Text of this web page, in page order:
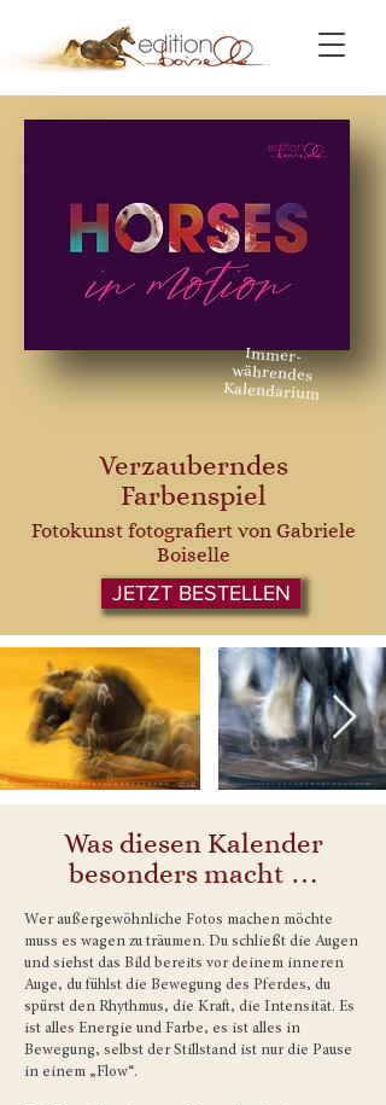
Immer-
währendes
Kalendarium
Verzauberndes
Farbenspiel
Fotokunst fotografiert von Gabriele
Boiselle
JETZT BESTELLEN
Was diesen Kalender
besonders macht …
Wer außergewöhnliche Fotos machen möchte
muss es wagen zu träumen. Du schließt die Augen
und siehst das Bild bereits vor deinem inneren
Auge, du fühlst die Bewegung des Pferdes, du
spürst den Rhythmus, die Kraft, die Intensität. Es
ist alles Energie und Farbe, es ist alles in
Bewegung, selbst der Stillstand ist nur die Pause
in einem „Flow“.